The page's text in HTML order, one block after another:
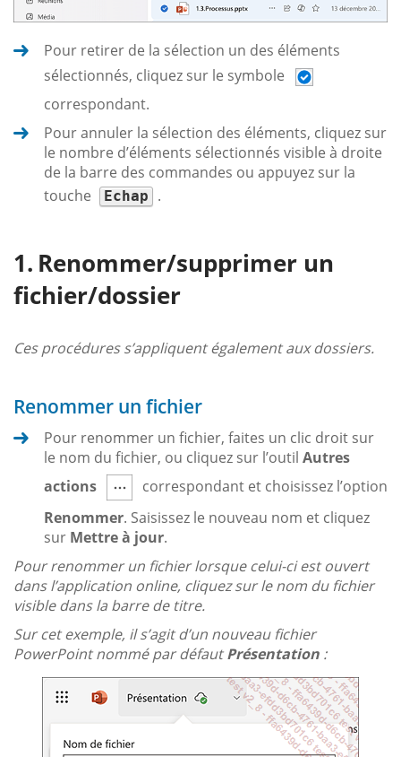
Pour retirer de la sélection un des éléments
sélectionnés, cliquez sur le symbole
correspondant.
Pour annuler la sélection des éléments, cliquez sur
le nombre d’éléments sélectionnés visible à droite
de la barre des commandes ou appuyez sur la
touche
Echap .
Renommer/supprimer un
fichier/dossier
Ces procédures s’appliquent également aux dossiers.
Renommer un fichier
Pour renommer un fichier, faites un clic droit sur
le nom du fichier, ou cliquez sur l’outil Autres
actions
correspondant et choisissez l’option
Renommer. Saisissez le nouveau nom et cliquez
sur Mettre à jour.
Pour renommer un fichier lorsque celui-ci est ouvert
dans l’application online, cliquez sur le nom du fichier
visible dans la barre de titre.
Sur cet exemple, il s’agit d’un nouveau fichier
PowerPoint nommé par défautPrésentation :